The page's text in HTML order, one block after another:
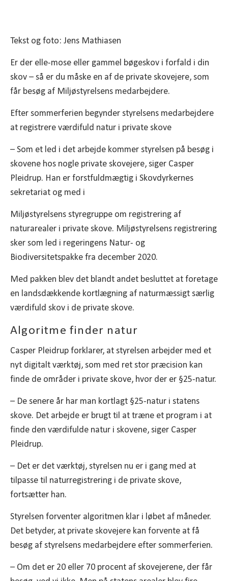
Tekst og foto: Jens Mathiasen
Er der elle-mose eller gammel bøgeskov i forfald i din
skov – så er du måske en af de private skovejere, som
får besøg af Miljøstyrelsens medarbejdere.
Efter sommerferien begynder styrelsens medarbejdere
at registrere værdifuld natur i private skove
– Som et led i det arbejde kommer styrelsen på besøg i
skovene hos nogle private skovejere, siger Casper
Pleidrup. Han er forstfuldmægtig i Skovdyrkernes
sekretariat og med i
Miljøstyrelsens styregruppe om registrering af
naturarealer i private skove. Miljøstyrelsens registrering
sker som led i regeringens Natur- og
Biodiversitetspakke fra december 2020.
Med pakken blev det blandt andet besluttet at foretage
en landsdækkende kortlægning af naturmæssigt særlig
værdifuld skov i de private skove.
Algoritme finder natur
Casper Pleidrup forklarer, at styrelsen arbejder med et
nyt digitalt værktøj, som med ret stor præcision kan
finde de områder i private skove, hvor der er §25-natur.
– De senere år har man kortlagt §25-natur i statens
skove. Det arbejde er brugt til at træne et program i at
finde den værdifulde natur i skovene, siger Casper
Pleidrup.
– Det er det værktøj, styrelsen nu er i gang med at
tilpasse til naturregistrering i de private skove,
fortsætter han.
Styrelsen forventer algoritmen klar i løbet af måneder.
Det betyder, at private skovejere kan forvente at få
besøg af styrelsens medarbejdere efter sommerferien.
– Om det er 20 eller 70 procent af skovejerene, der får